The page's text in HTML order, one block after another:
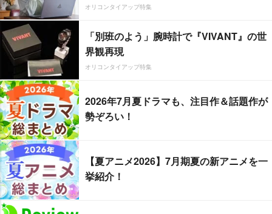
オリコンタイアップ特集
「別班のよう」腕時計で『VIVANT』の世
界観再現
オリコンタイアップ特集
2026年7月夏ドラマも、注目作＆話題作が
勢ぞろい！
【夏アニメ2026】7月期夏の新アニメを一
挙紹介！